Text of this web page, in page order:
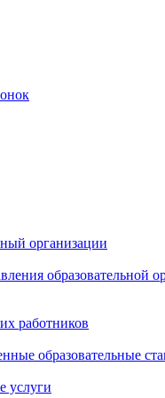
организации
образовательной
работников
образовательные
услуги